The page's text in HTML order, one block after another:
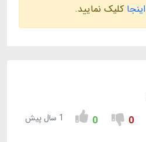
اینجا کلیک نمایید.
0
0 1 سال پیش